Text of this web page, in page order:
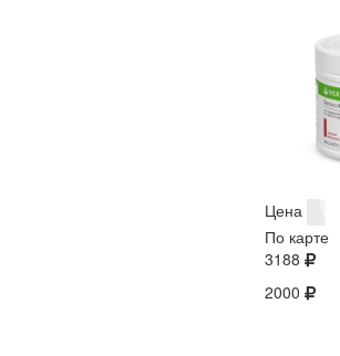
Цена
По карте
3188
2000